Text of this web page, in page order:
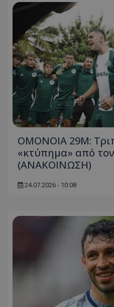
ΟΜΟΝΟΙΑ 29Μ:
«κτύπημα» από
(ΑΝΑΚΟΙΝΩΣΗ)
24.07.2026 - 10:08